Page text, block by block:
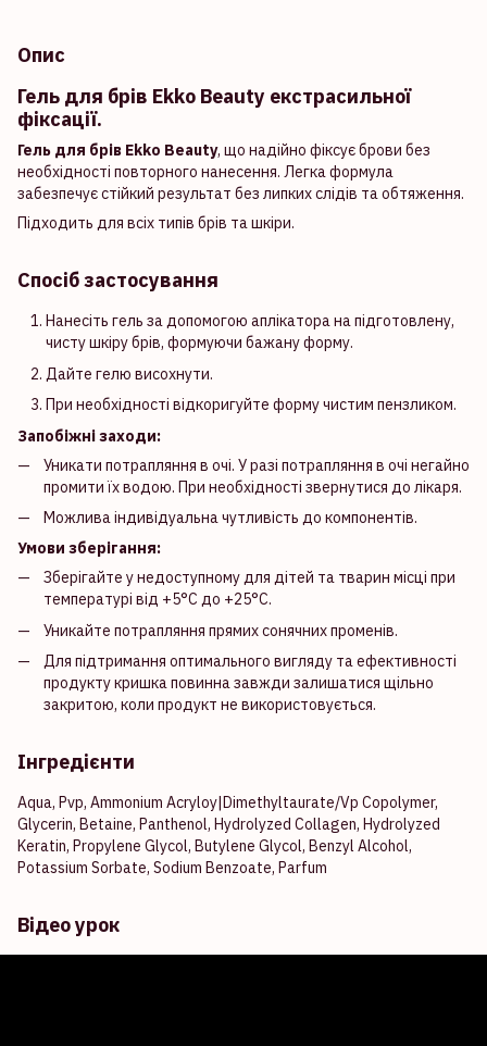
Опис
Гель для брів Ekko Beauty екстрасильної
фіксації.
Гель для брів Ekko Beauty, що надійно фіксує брови без
необхідності повторного нанесення. Легка формула
забезпечує стійкий результат без липких слідів та обтяження.
Підходить для всіх типів брів та шкіри.
Спосіб застосування
Нанесіть гель за допомогою аплікатора на підготовлену,
чисту шкіру брів, формуючи бажану форму.
Дайте гелю висохнути.
При необхідності відкоригуйте форму чистим пензликом.
Запобіжні заходи:
Уникати потрапляння в очі. У разі потрапляння в очі негайно
промити їх водою. При необхідності звернутися до лікаря.
Можлива індивідуальна чутливість до компонентів.
Умови зберігання:
Зберігайте у недоступному для дітей та тварин місці при
температурі від +5°С до +25°С.
Уникайте потрапляння прямих сонячних променів.
Для підтримання оптимального вигляду та ефективності
продукту кришка повинна завжди залишатися щільно
закритою, коли продукт не використовується.
Інгредієнти
Aqua, Pvp, Ammonium Acryloy|Dimethyltaurate/Vp Copolymer,
Glycerin, Betaine, Panthenol, Hydrolyzed Collagen, Hydrolyzed
Keratin, Propylene Glycol, Butylene Glycol, Benzyl Alcohol,
Potassium Sorbate, Sodium Benzoate, Parfum
Відео урок